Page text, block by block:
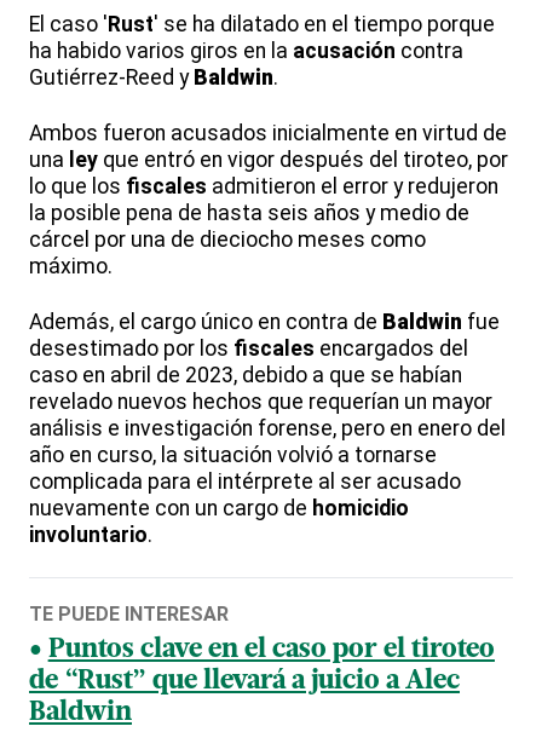
El caso 'Rust' se ha dilatado en el tiempo porque
ha habido varios giros en la acusación contra
Gutiérrez-Reed y Baldwin.
Ambos fueron acusados inicialmente en virtud de
una ley que entró en vigor después del tiroteo, por
lo que los fiscales admitieron el error y redujeron
la posible pena de hasta seis años y medio de
cárcel por una de dieciocho meses como
máximo.
Además, el cargo único en contra de Baldwin fue
desestimado por los fiscales encargados del
caso en abril de 2023, debido a que se habían
revelado nuevos hechos que requerían un mayor
análisis e investigación forense, pero en enero del
año en curso, la situación volvió a tornarse
complicada para el intérprete al ser acusado
nuevamente con un cargo de homicidio
involuntario.
TE PUEDE INTERESAR
Puntos clave en el caso por el tiroteo
de “Rust” que llevará a juicio a Alec
Baldwin